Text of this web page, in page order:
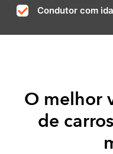
Condutor com
O melhor
de